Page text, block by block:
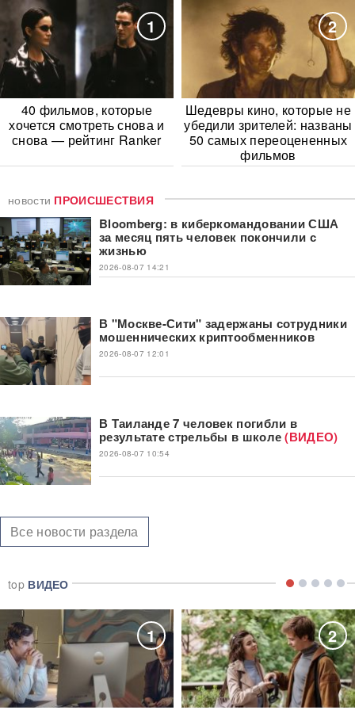
1
40 фильмов, которые
хочется смотреть снова и
снова — рейтинг Ranker
2
Шедевры кино, которые не
убедили зрителей: названы
50 самых переоцененных
фильмов
новости ПРОИСШЕСТВИЯ
Bloomberg: в киберкомандовании США
за месяц пять человек покончили с
жизнью
2026-08-07 14:21
В "Москве-Сити" задержаны сотрудники
мошеннических криптообменников
2026-08-07 12:01
В Таиланде 7 человек погибли в
результате стрельбы в школе(ВИДЕО)
2026-08-07 10:54
Все новости раздела
top ВИДЕО
1 2